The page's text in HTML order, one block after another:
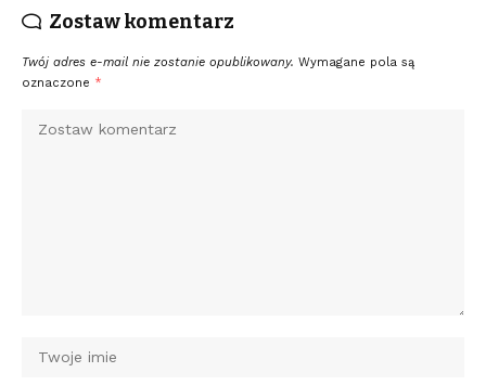
Zostaw komentarz
Twój adres e-mail nie zostanie opublikowany. Wymagane pola są
oznaczone *